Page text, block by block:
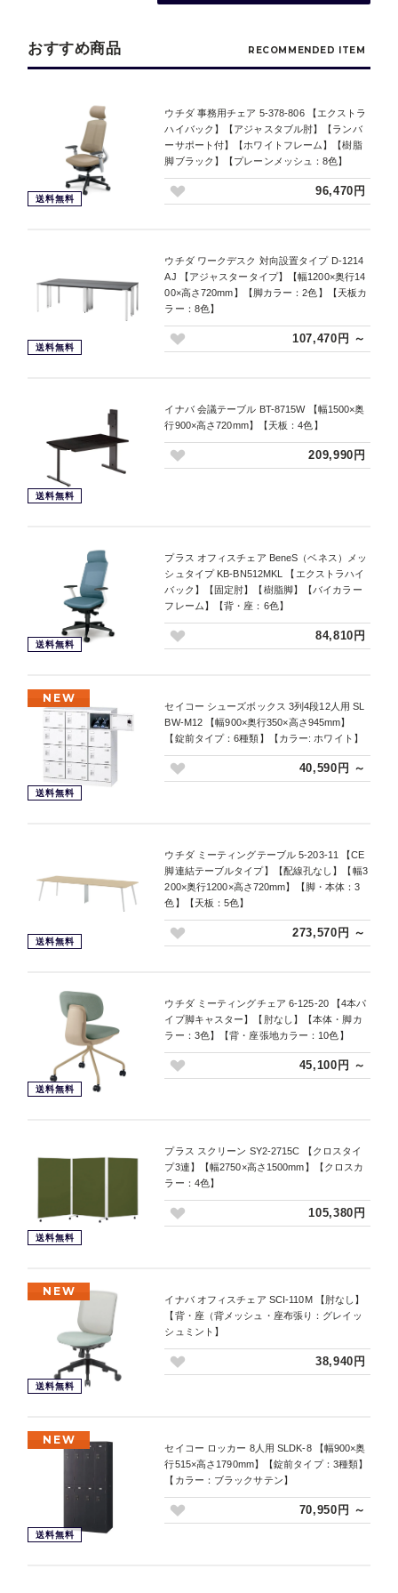
おすすめ商品 RECOMMENDED ITEM
送料無料
ウチダ 事務用チェア 5-378-806 【エクストラ
ハイバック】【アジャスタブル肘】【ランバ
ーサポート付】【ホワイトフレーム】【樹脂
脚ブラック】【プレーンメッシュ：8色】
96,470円
送料無料
ウチダ ワークデスク 対向設置タイプ D-1214
AJ 【アジャスタータイプ】【幅1200×奥行14
00×高さ720mm】【脚カラー：2色】【天板カ
ラー：8色】
107,470円 ～
送料無料
イナバ 会議テーブル BT-8715W 【幅1500×奥
行900×高さ720mm】【天板：4色】
209,990円
送料無料
プラス オフィスチェア BeneS（ベネス）メッ
シュタイプ KB-BN512MKL 【エクストラハイ
バック】【固定肘】【樹脂脚】【バイカラー
フレーム】【背・座：6色】
84,810円
NEW
送料無料
セイコー シューズボックス 3列4段12人用 SL
BW-M12 【幅900×奥行350×高さ945mm】
【錠前タイプ：6種類】【カラー: ホワイト】
40,590円 ～
送料無料
ウチダ ミーティングテーブル 5-203-11 【CE
脚連結テーブルタイプ】【配線孔なし】【幅3
200×奥行1200×高さ720mm】【脚・本体：3
色】【天板：5色】
273,570円 ～
送料無料
ウチダ ミーティングチェア 6-125-20 【4本パ
イプ脚キャスター】【肘なし】【本体・脚カ
ラー：3色】【背・座張地カラー：10色】
45,100円 ～
送料無料
プラス スクリーン SY2-2715C 【クロスタイ
プ3連】【幅2750×高さ1500mm】【クロスカ
ラー：4色】
105,380円
NEW
送料無料
イナバ オフィスチェア SCI-110M 【肘なし】
【背・座（背メッシュ・座布張り：グレイッ
シュミント】
38,940円
NEW
送料無料
セイコー ロッカー 8人用 SLDK-8 【幅900×奥
行515×高さ1790mm】【錠前タイプ：3種類】
【カラー：ブラックサテン】
70,950円 ～